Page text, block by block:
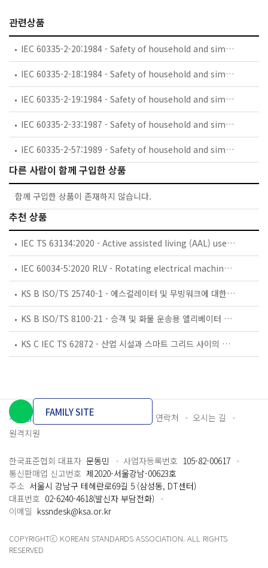
관련상품
IEC 60335-2-20:1984 - Safety of household and similar electrical appliances - Part 2: Particular requirements for battery-powered toothbrushes and their charging and battery assemblies
IEC 60335-2-18:1984 - Safety of household and similar electrical appliances - Part 2: Guide for preparing safety requirements for battery-powered motor-operated appliances and their charging and battery assemblies
IEC 60335-2-19:1984 - Safety of household and similar electrical appliances - Part 2: Particular requirements for battery-powered shavers, hair clippers and similar appliances and their charging and battery assemblies
IEC 60335-2-33:1987 - Safety of household and similar electrical appliances - Part 2: Particular requirements for coffee mills and coffee grinders
IEC 60335-2-57:1989 - Safety of household and similar electrical appliances - Part 2: Particular requirements for ice-cream appliances with incorporated motor-compressors
다른 사람이 함께 구입한 상품
함께 구입한 상품이 존재하지 않습니다.
추천 상품
IEC TS 63134:2020 - Active assisted living (AAL) use cases
IEC 60034-5:2020 RLV - Rotating electrical machines - Part 5: Degrees of protection provided by the integral design of rotating electrical machines (IP code) - Classification
KS B ISO/TS 25740-1 - 에스컬레이터 및 무빙워크에 대한 안전요건 — 제1부: 세계공통 필수 안전요건(GESRs)
KS B ISO/TS 8100-21 - 승객 및 화물 운송용 엘리베이터 —제21부: 세계공통 필수안전요건(GESRs)을 충족하는 세계공통 안전 파라미터(GSPs)
KS C IEC TS 62872 - 산업 시설과 스마트 그리드 사이의 산업 공정 측정, 제어 및 자동화 시스템 인터페이스
개인정보처리방침 이용약관 담당자 연락처
오시는 길
원격지원
FAMILY SITE
한국표준협회 대표자 문동민 사업자등록번호 105-82-00617
통신판매업 신고번호 제2020-서울강남-00623호
주소 서울시 강남구 테헤란로69길 5 (삼성동, DT센터)
대표번호 02-6240-4618(발신자 부담전화)
이메일 kssndesk@ksa.or.kr
COPYRIGHTⓒ KOREAN STANDARDS ASSOCIATION. ALL RIGHTS
RESERVED